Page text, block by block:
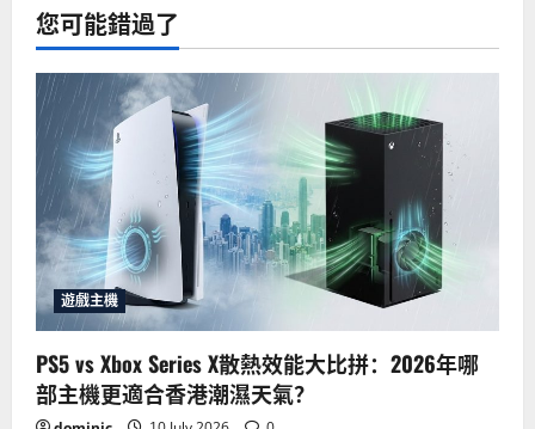
您可能錯過了
遊戲主機
PS5 vs Xbox Series X散熱效能大比拼：2026年哪
部主機更適合香港潮濕天氣？